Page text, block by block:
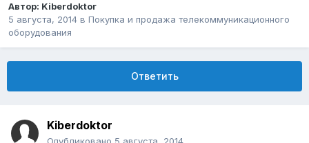
Автор: Kiberdoktor
5 августа, 2014 в Покупка и продажа телекоммуникационного
оборудования
Ответить
Kiberdoktor